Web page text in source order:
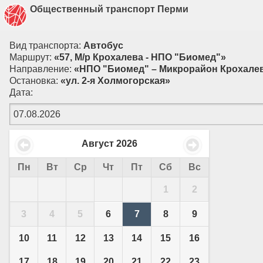
Общественный транспорт Перми
Вид транспорта: Автобус
Маршрут: «57, М/р Крохалева - НПО "Биомед"»
Направление: «НПО "Биомед" – Микрорайон
Остановка: «ул. 2-я Холмогорская»
Дата:
Август 2026
Пн Вт Ср Чт Пт Сб Вс
1 2
3 4 5 6 7 8 9
10 11 12 13 14 15 16